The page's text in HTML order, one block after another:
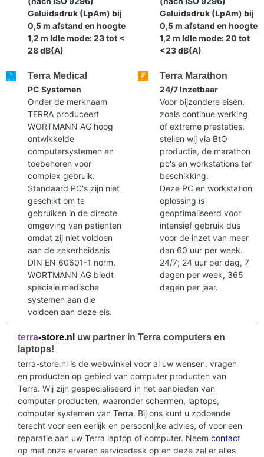
Geluidsdruk (LpAm) bij
0,5 m afstand en hoogte
1,2 m Idle mode: 23 tot <
28 dB(A)
Geluidsdruk (LpAm) bij
0,5 m afstand en hoogte
1,2 m Idle mode: 20 tot
<23 dB(A)
Terra Medical
PC Systemen
Onder de merknaam
TERRA produceert
WORTMANN AG hoog
ontwikkelde
computersystemen en
toebehoren voor
complex gebruik.
Standaard PC's zijn niet
geschikt om te
gebruiken in de directe
omgeving van patienten
omdat zij niet voldoen
aan de zekerheidseis
DIN EN 60601-1 norm.
WORTMANN AG biedt
speciale medische
systemen aan die
voldoen aan deze eis.
Terra Marathon
24/7 Inzetbaar
Voor bijzondere eisen,
zoals continue werking
of extreme prestaties,
stellen wij via BtO
productie, de marathon
pc's en workstations ter
beschikking.
Deze PC en workstation
oplossing is
geoptimaliseerd voor
intensief gebruik dus
voor de inzet van meer
dan 60 uur per week.
24/7; 24 uur per dag, 7
dagen per week, 365
dagen per jaar.
terra-store.nl uw partner in Terra computers en
laptops!
terra-store.nl is de webwinkel voor al uw wensen, vragen
en producten op gebied van computer producten van
Terra. Wij zijn gespecialiseerd in het aanbieden van
computer producten, waaronder schermen, laptops,
computer systemen van Terra. Bij ons kunt u zodoende
terecht voor een eerlijk en persoonlijke advies, of voor een
reparatie aan uw Terra laptop of computer. Neem contact
op met onze ervaren servicedesk op en deze zal er alles